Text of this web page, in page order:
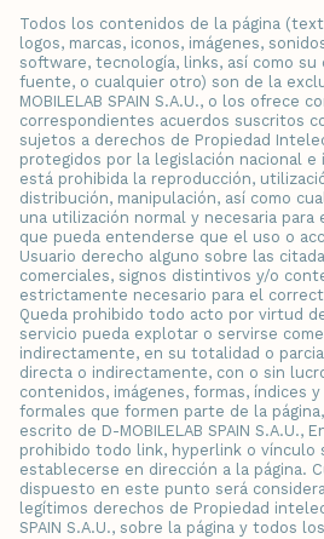
Todos los contenidos de la página
logos, marcas, iconos, imágenes,
software, tecnología, links, así como su
fuente, o cualquier otro) son de la
MOBILELAB SPAIN S.A.U., o los ofrece
correspondientes acuerdos suscritos
sujetos a derechos de Propiedad
protegidos por la legislación nacional
está prohibida la reproducción,
distribución, manipulación, así como
una utilización normal y necesaria para
que pueda entenderse que el uso o
Usuario derecho alguno sobre las
comerciales, signos distintivos y/o
estrictamente necesario para el
Queda prohibido todo acto por virtud
servicio pueda explotar o servirse
indirectamente, en su totalidad o
directa o indirectamente, con o sin
contenidos, imágenes, formas, índices
formales que formen parte de la
escrito de D-MOBILELAB SPAIN S.A.U.,
prohibido todo link, hyperlink o vínculo
establecerse en dirección a la página.
dispuesto en este punto será
legítimos derechos de Propiedad
SPAIN S.A.U., sobre la página y todos